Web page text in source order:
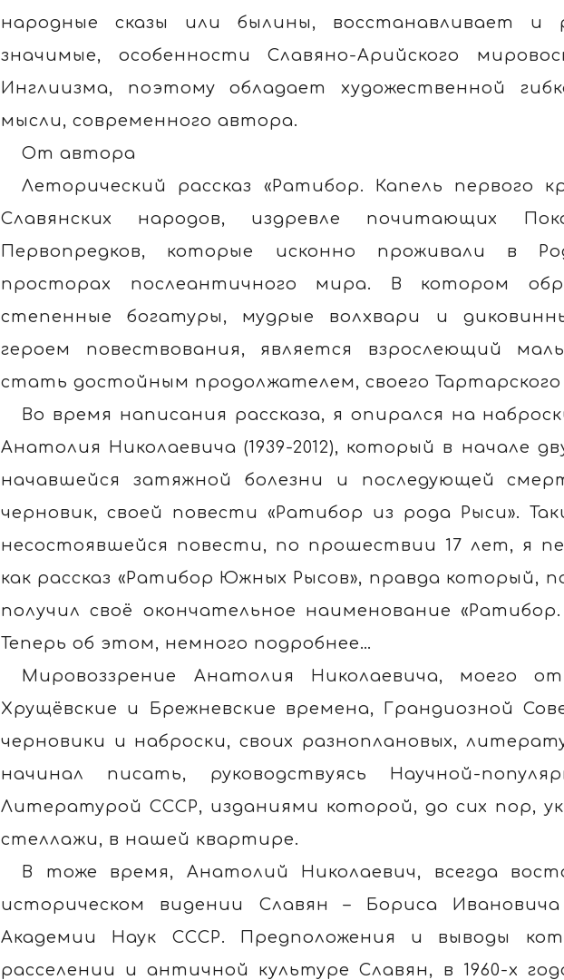
народные сказы или былины, восстанавливает и
значимые, особенности Славяно-Арийского
Инглиизма, поэтому обладает художественной
мысли, современного автора.
От автора
Леторический рассказ «Ратибор. Капель первого
Славянских народов, издревле почитающих
Первопредков, которые исконно проживали в
просторах послеантичного мира. В котором
степенные богатуры, мудрые волхвари и
героем повествования, является взрослеющий
стать достойным продолжателем, своего Тартарского
Во время написания рассказа, я опирался на
Анатолия Николаевича (1939-2012), который в начале
начавшейся затяжной болезни и последующей
черновик, своей повести «Ратибор из рода Рыси».
несостоявшейся повести, по прошествии 17 лет, я
как рассказ «Ратибор Южных Рысов», правда который,
получил своё окончательное наименование «Ратибор.
Теперь об этом, немного подробнее…
Мировоззрение Анатолия Николаевича, моего
Хрущёвские и Брежневские времена, Грандиозной
черновики и наброски, своих разноплановых,
начинал писать, руководствуясь Научной-
Литературой СССР, изданиями которой, до сих пор,
стеллажи, в нашей квартире.
В тоже время, Анатолий Николаевич, всегда
историческом видении Славян – Бориса Ивановича
Академии Наук СССР. Предположения и выводы
расселении и античной культуре Славян, в 1960-х